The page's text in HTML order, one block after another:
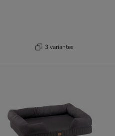
3 variantes